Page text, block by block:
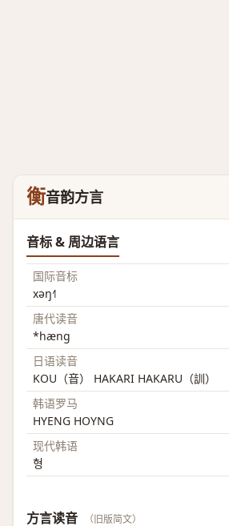
衡音韵方言
音标 & 周边语言
国际音标
xəŋ˧˥
唐代读音
*hæng
日语读音
KOU（音） HAKARI HAKARU（訓）
韩语罗马
HYENG HOYNG
现代韩语
형
方言读音 （旧版简文）